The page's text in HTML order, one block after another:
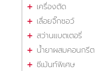
เครื่องตัด
เลื่อยจิ๊กซอว์
สว่านแบตเตอรี่
น้ำยาผสมคอนกรีต
ซีเม้นท์พิเศษ